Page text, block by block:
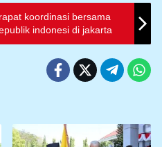
koordinasi bersama
indonesi di jakarta